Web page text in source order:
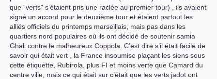
que “verts” s’étaient pris une raclée au premier tour) , ils avaient
signé un accord pour le deuxième tour et étaient partout les
alliés officiels du printemps marseillais, mais pas dans les
quartiers nord populaires où ils ont décidé de soutenir samia
Ghali contre le malheureux Coppola. C’est dire s’il était facile de
savoir qui était vert , la France insoumise plaçant les siens sous
cette étiquette, Rubirola, plus FI et moins verte que Camard du
centre ville, mais ce qui était sur c’était que les verts jadot ont